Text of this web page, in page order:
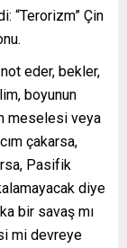
“Terorizm” Çin
eder, bekler,
boyunun
meselesi veya
çakarsa,
Pasifik
diye
bir savaş mı
mi devreye